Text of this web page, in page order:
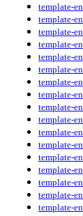
template-en
template-en
template-en
template-en
template-en
template-en
template-en
template-en
template-en
template-en
template-en
template-en
template-en
template-en
template-en
template-en
template-en